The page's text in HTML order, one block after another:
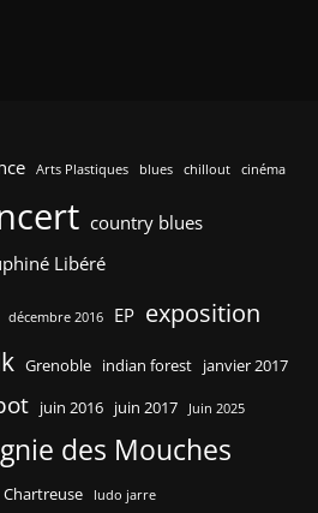
Arts Plastiques blues chillout cinéma
country blues
Libéré
décembre 2016 EP exposition
Grenoble indian forest janvier 2017
juin 2016 juin 2017 Juin 2025
des Mouches
Chartreuse ludo jarre